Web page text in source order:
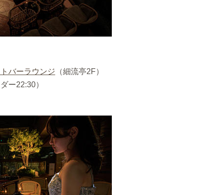
バーラウンジ （細流亭2F）
ー22:30）